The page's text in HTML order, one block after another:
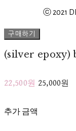
ⓒ 2021
구매하기
(silver epoxy)
22,500원 25,000원
추가 금액